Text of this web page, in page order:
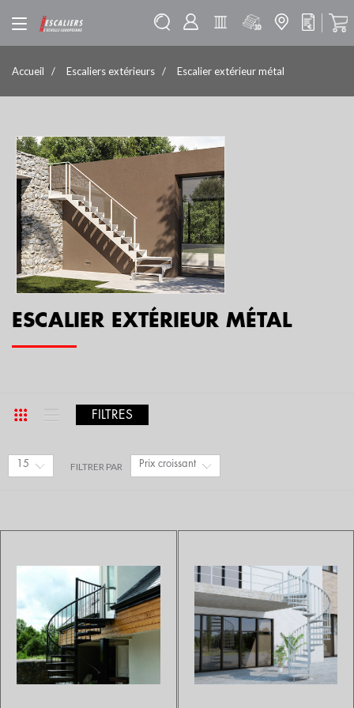
Accueil Escaliers extérieurs Escalier extérieur métal
ESCALIER EXTÉRIEUR MÉTAL
FILTRES
15 FILTRER PAR Prix croissant